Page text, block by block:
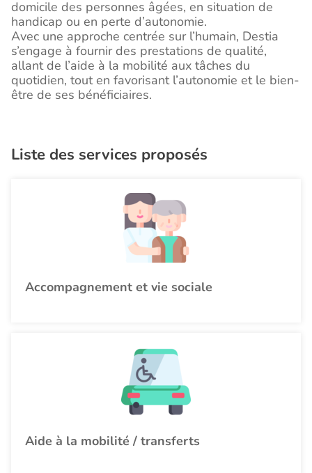
domicile des personnes âgées, en situation de
handicap ou en perte d’autonomie.
Avec une approche centrée sur l’humain, Destia
s’engage à fournir des prestations de qualité,
allant de l’aide à la mobilité aux tâches du
quotidien, tout en favorisant l’autonomie et le bien-
être de ses bénéficiaires.
Liste des services proposés
Accompagnement et vie sociale
Aide à la mobilité / transferts